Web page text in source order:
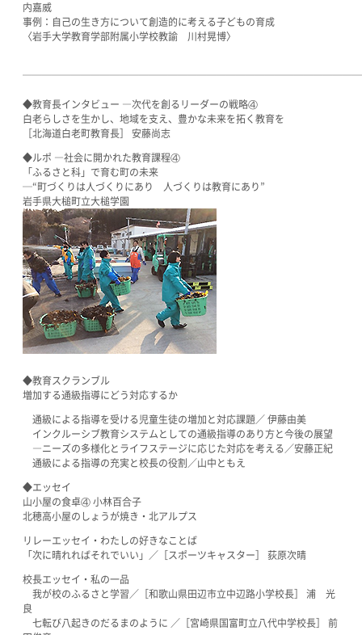
内嘉威
事例：自己の生き方について創造的に考える子どもの育成
〈岩手大学教育学部附属小学校教諭 川村晃博〉
◆教育長インタビュー ―次代を創るリーダーの戦略④
白老らしさを生かし、地域を支え、豊かな未来を拓く教育を
［北海道白老町教育長］ 安藤尚志
◆ルポ ―社会に開かれた教育課程④
「ふるさと科」で育む町の未来
─“町づくりは人づくりにあり 人づくりは教育にあり”
岩手県大槌町立大槌学園
◆教育スクランブル
増加する通級指導にどう対応するか
通級による指導を受ける児童生徒の増加と対応課題／ 伊藤由美
インクルーシブ教育システムとしての通級指導のあり方と今後の展望
―ニーズの多様化とライフステージに応じた対応を考える／安藤正紀
通級による指導の充実と校長の役割／山中ともえ
◆エッセイ
山小屋の食卓④ 小林百合子
北穂高小屋のしょうが焼き・北アルプス
リレーエッセイ・わたしの好きなことば
「次に晴れればそれでいい」／［スポーツキャスター］ 荻原次晴
校長エッセイ・私の一品
我が校のふるさと学習／［和歌山県田辺市立中辺路小学校長］ 浦 光
良
七転び八起きのだるまのように ／［宮崎県国富町立八代中学校長］ 前